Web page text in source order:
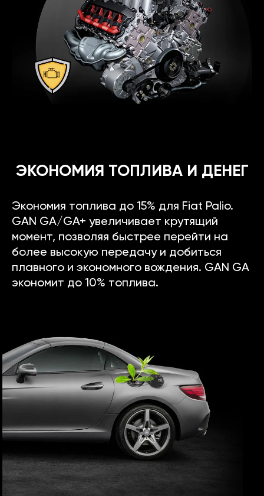
ЭКОНОМИЯ ТОПЛИВА И ДЕНЕГ
Экономия топлива до 15% для Fiat Palio.
GAN GA/GA+ увеличивает крутящий
момент, позволяя быстрее перейти на
более высокую передачу и добиться
плавного и экономного вождения. GAN GA
экономит до 10% топлива.